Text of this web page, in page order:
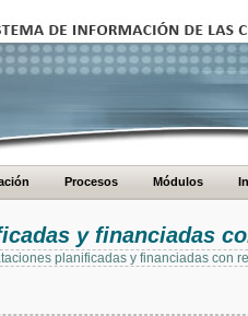
Procesos Módulos
y financiadas
planificadas y financiadas con